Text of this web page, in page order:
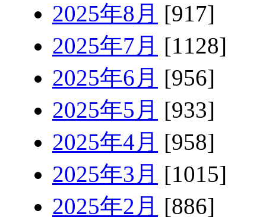
2025年8月 [917]
2025年7月 [1128]
2025年6月 [956]
2025年5月 [933]
2025年4月 [958]
2025年3月 [1015]
2025年2月 [886]